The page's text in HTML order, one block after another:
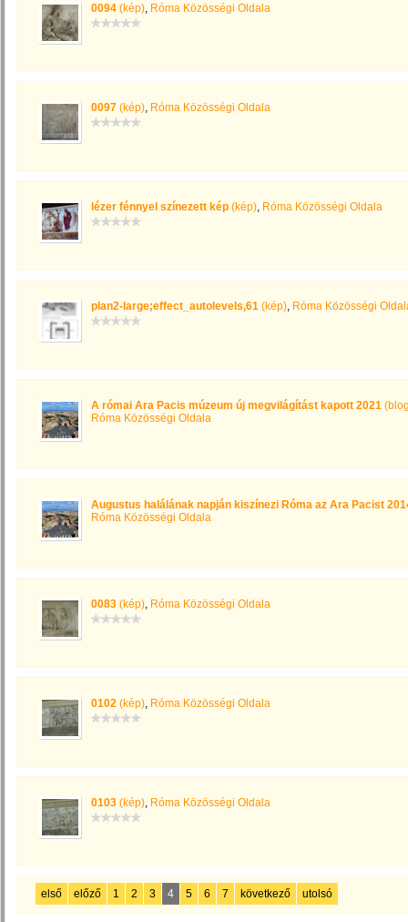
0094 (kép), Róma Közösségi Oldala
0097 (kép), Róma Közösségi Oldala
lézer fénnyel színezett kép (kép), Róma Közösségi Oldala
plan2-large;effect_autolevels,61 (kép), Róma Közösségi
A római Ara Pacis múzeum új megvilágítást kapott 2021
Róma Közösségi Oldala
Augustus halálának napján kiszínezi Róma az Ara Pacist
Róma Közösségi Oldala
0083 (kép), Róma Közösségi Oldala
0102 (kép), Róma Közösségi Oldala
0103 (kép), Róma Közösségi Oldala
első előző 1 2 3 4 5 6 7 következő utolsó